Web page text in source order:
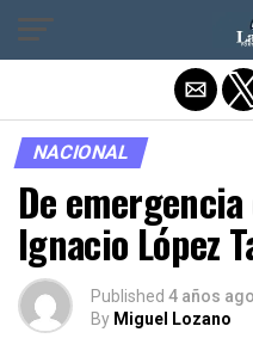
NACIONAL
De
Ignacio López
Published 4 años ago
By Miguel Lozano
Salir de